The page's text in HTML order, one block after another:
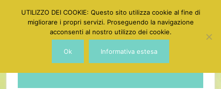
Dotgirl
UTILIZZO DEI COOKIE: Questo sito utilizza cookie al fine di
migliorare i propri servizi. Proseguendo la navigazione
acconsenti al nostro utilizzo dei cookie.
Ok Informativa estesa